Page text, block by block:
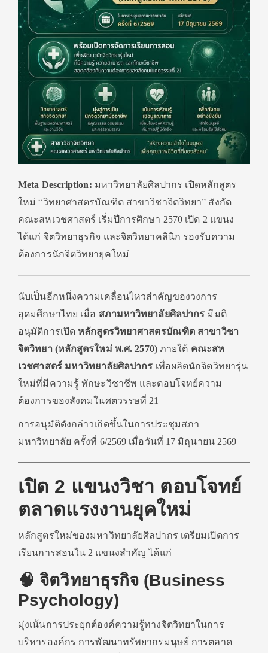
Meta Description: มหาวิทยาลัยศิลปากร เปิดหลักสูตร
ใหม่ “วิทยาศาสตรบัณฑิต สาขาวิชาจิตวิทยา” สังกัด
คณะสหเวชศาสตร์ เริ่มปีการศึกษา 2570 เปิด 2 แขนง
ได้แก่ จิตวิทยาธุรกิจ และจิตวิทยาคลินิก รองรับความ
ต้องการนักจิตวิทยายุคใหม่
นับเป็นอีกหนึ่งความเคลื่อนไหวสำคัญของวงการ
อุดมศึกษาไทย เมื่อ สภามหาวิทยาลัยศิลปากร มีมติ
อนุมัติการเปิด หลักสูตรวิทยาศาสตรบัณฑิต สาขาวิชา
จิตวิทยา (หลักสูตรใหม่ พ.ศ. 2570)ภายใต้ คณะสห
เวชศาสตร์ มหาวิทยาลัยศิลปากร เพื่อผลิตนักจิตวิทยารุ่น
ใหม่ที่มีความรู้ ทักษะวิชาชีพ และตอบโจทย์ความ
ต้องการของสังคมในศตวรรษที่ 21
การอนุมัติดังกล่าวเกิดขึ้นในการประชุมสภา
มหาวิทยาลัย ครั้งที่ 6/2569 เมื่อวันที่ 17 มิถุนายน 2569
เปิด 2 แขนงวิชา ตอบโจทย์
ตลาดแรงงานยุคใหม่
หลักสูตรใหม่ของมหาวิทยาลัยศิลปากร เตรียมเปิดการ
เรียนการสอนใน 2 แขนงสำคัญ ได้แก่
🧠 จิตวิทยาธุรกิจ (Business
Psychology)
มุ่งเน้นการประยุกต์องค์ความรู้ทางจิตวิทยาในการ
บริหารองค์กร การพัฒนาทรัพยากรมนุษย์ การตลาด